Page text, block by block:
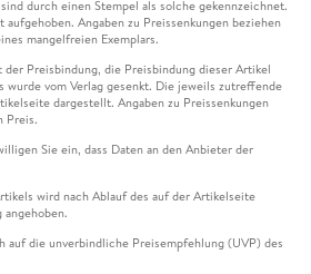
durch einen Stempel als solche gekennzeichnet.
Angaben zu Preissenkungen beziehen
mangelfreien Exemplars.
Preisbindung, die Preisbindung dieser Artikel
wurde vom Verlag gesenkt. Die jeweils zutreffende
dargestellt. Angaben zu Preissenkungen
Preis.
Sie ein, dass Daten an den Anbieter der
wird nach Ablauf des auf der Artikelseite
auf die unverbindliche Preisempfehlung (UVP) des